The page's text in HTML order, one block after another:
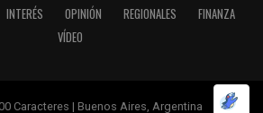
INTERÉS OPINIÓN REGIONALES
FINANZA
VÍDEO
Caracteres | Buenos Aires, Argentina